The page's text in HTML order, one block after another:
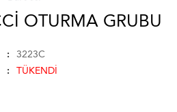
OTURMA GRUBU
3223C
TÜKENDİ